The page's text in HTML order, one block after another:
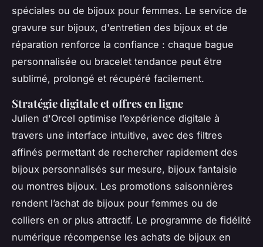
spéciales ou de bijoux pour femmes. Le service de
gravure sur bijoux, d'entretien des bijoux et de
réparation renforce la confiance : chaque bague
personnalisée ou bracelet tendance peut être
sublimé, prolongé et récupéré facilement.
Stratégie digitale et offres en ligne
Julien d'Orcel optimise l’expérience digitale à
travers une interface intuitive, avec des filtres
affinés permettant de rechercher rapidement des
bijoux personnalisés sur mesure, bijoux fantaisie
ou montres bijoux. Les promotions saisonnières
rendent l’achat de bijoux pour femmes ou de
colliers en or plus attractif. Le programme de fidélité
numérique récompense les achats de bijoux en